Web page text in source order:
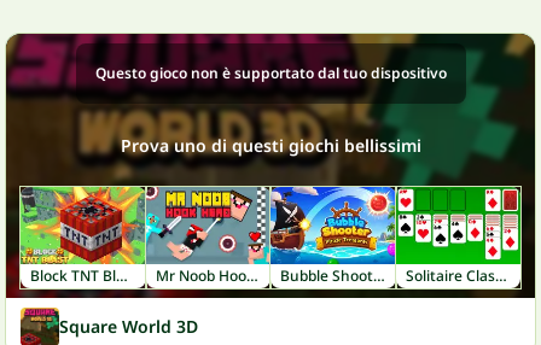
Questo gioco non è supportato dal tuo dispositivo
Prova uno di questi giochi bellissimi
Block TNT Blast Mr Noob Hook Hero Bubble Shooter: Pirate Treasures Solitaire Classic
Square World 3D